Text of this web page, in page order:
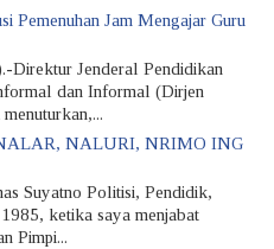
Pemenuhan Jam Mengajar Guru
Jenderal Pendidikan
dan Informal (Dirjen
NALURI, NRIMO ING
Suyatno Politisi, Pendidik,
ketika saya menjabat
Pimpi...